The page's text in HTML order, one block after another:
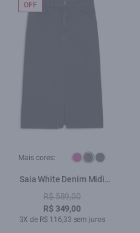
Mais cores:
Saia White Denim Midi
Zetex Plumbo
R$ 589,00
R$ 349,00
3X de R$ 116,33 sem juros
OFF